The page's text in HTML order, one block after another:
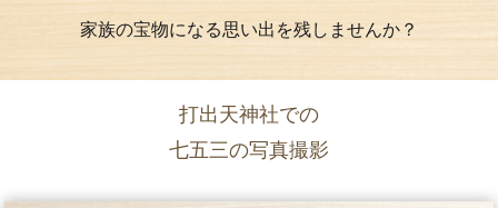
家族の宝物になる思い出を残しませんか？
打出天神社での
七五三の写真撮影